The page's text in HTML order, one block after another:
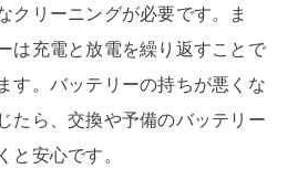
クリーニングが必要です。ま
は充電と放電を繰り返すことで
す。バッテリーの持ちが悪くな
たら、交換や予備のバッテリー
と安心です。